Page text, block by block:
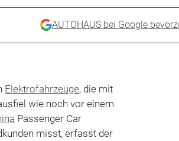
AUTOHAUS bei Google
Elektrofahrzeuge, die mit
wie noch vor einem
Passenger Car
misst, erfasst der